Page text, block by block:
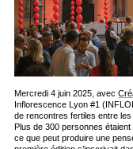
Mercredi 4 juin 2025, avec
Inflorescence Lyon #1
de rencontres fertiles entre les
Plus de 300 personnes
ce que peut produire une